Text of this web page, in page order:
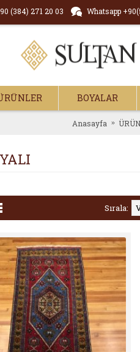
(384) 271 20 03 Whatsapp
BOYALAR
Anasayfa
Sırala: